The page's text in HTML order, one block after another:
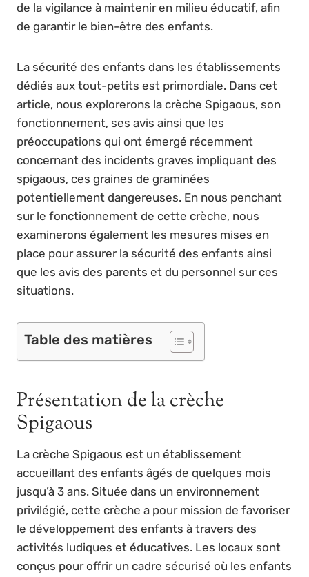
de la vigilance à maintenir en milieu éducatif, afin
de garantir le bien-être des enfants.
La sécurité des enfants dans les établissements
dédiés aux tout-petits est primordiale. Dans cet
article, nous explorerons la crèche Spigaous, son
fonctionnement, ses avis ainsi que les
préoccupations qui ont émergé récemment
concernant des incidents graves impliquant des
spigaous, ces graines de graminées
potentiellement dangereuses. En nous penchant
sur le fonctionnement de cette crèche, nous
examinerons également les mesures mises en
place pour assurer la sécurité des enfants ainsi
que les avis des parents et du personnel sur ces
situations.
Table des matières
Présentation de la crèche
Spigaous
La crèche Spigaous est un établissement
accueillant des enfants âgés de quelques mois
jusqu’à 3 ans. Située dans un environnement
privilégié, cette crèche a pour mission de favoriser
le développement des enfants à travers des
activités ludiques et éducatives. Les locaux sont
conçus pour offrir un cadre sécurisé où les enfants